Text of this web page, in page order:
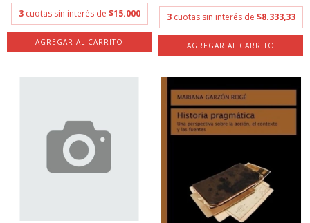
3 cuotas sin interés de $15.000 3 cuotas sin interés de $8.333,33